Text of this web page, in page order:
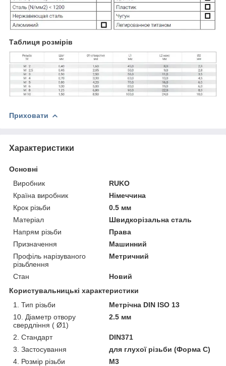
Таблиця розмірів
Приховати
Характеристики
Основні
Виробник
RUKO
Країна виробник
Німеччина
Крок різьби
0.5 мм
Матеріал
Швидкорізальна сталь
Напрям різьби
Права
Призначення
Машинний
Профіль нарізуваного
різьблення
Метричний
Стан
Новий
Користувальницькі характеристики
1. Тип різьби
Метрічна DIN ISO 13
10. Діаметр отвору
свердління ( Ø1)
2.5 мм
2. Стандарт
DIN371
3. Застосування
для глухої різьби (Форма С)
4. Розмір різьби
M3